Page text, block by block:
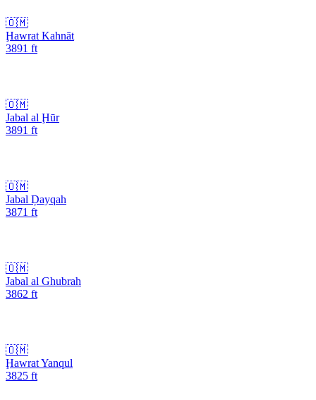
🇴🇲
Ḩawrat Kahnāt
3891 ft
🇴🇲
Jabal al Ḩūr
3891 ft
🇴🇲
Jabal Ḑayqah
3871 ft
🇴🇲
Jabal al Ghubrah
3862 ft
🇴🇲
Ḩawrat Yanqul
3825 ft